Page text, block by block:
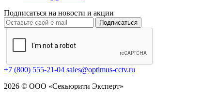
Подписаться на новости и акции
Подписаться
+7 (800) 555-21-04 sales@optimus-cctv.ru
2026 © ООО «Секьюрити Эксперт»